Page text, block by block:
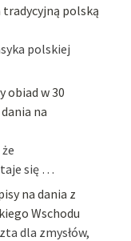
polską
polskiej
obiad w 30
na
się …
na dania z
Wschodu
dla zmysłów,